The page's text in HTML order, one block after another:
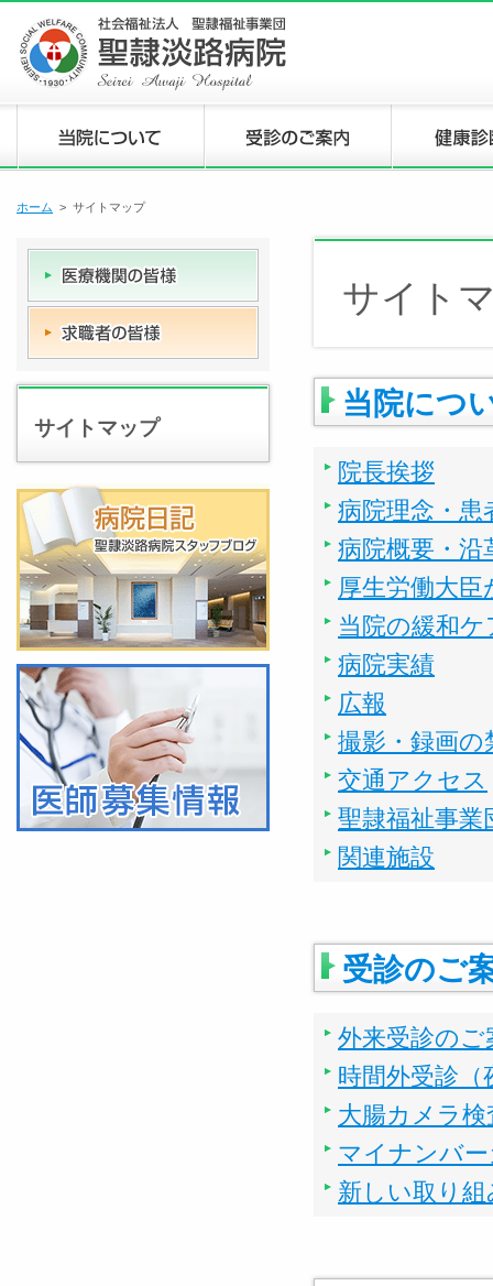
ホーム > サイトマップ
サイト
当院につ
院長挨拶
病院理念・患
病院概要・沿
厚生労働大
当院の緩和
病院実績
広報
撮影・録画の
交通アクセス
聖隷福祉事業
関連施設
受診のご
外来受診のご
時間外受診
大腸カメラ
マイナンバ
新しい取り組
サイトマップ